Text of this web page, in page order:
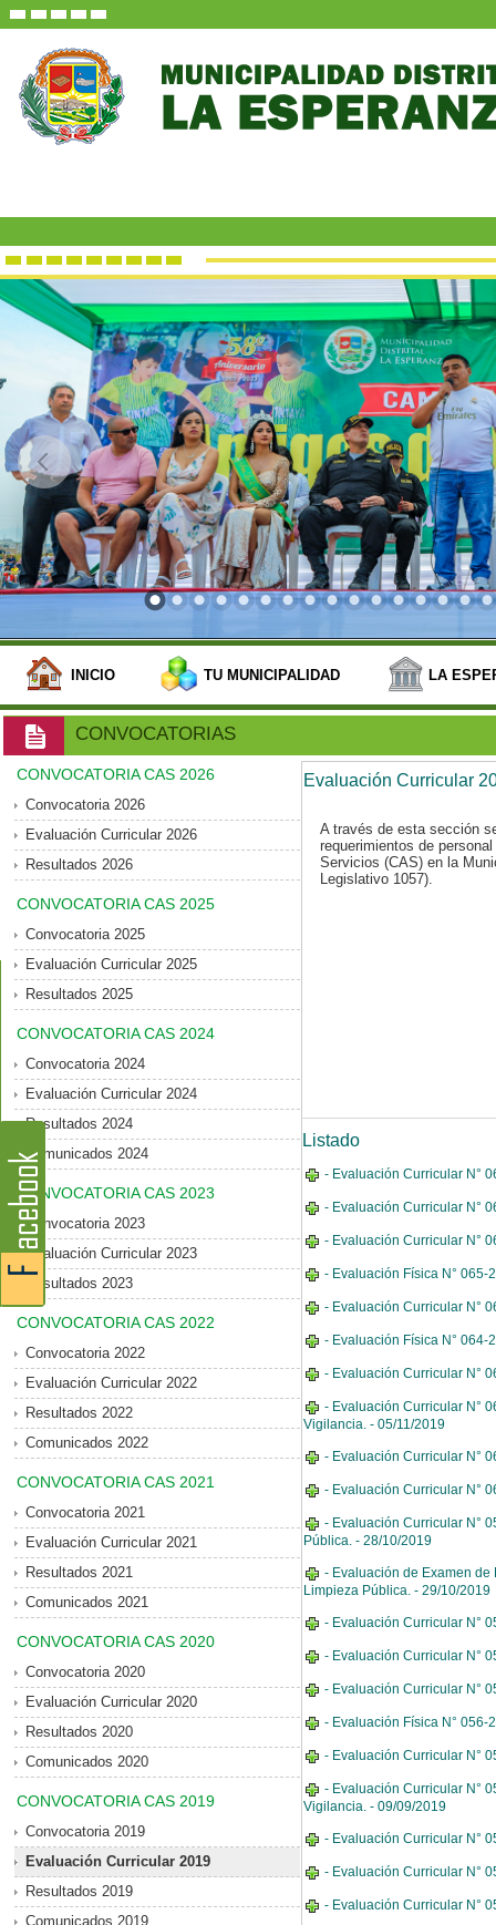
INICIO TU MUNICIPALIDAD LA
CONVOCATORIAS
CONVOCATORIA CAS 2026
Convocatoria 2026
Evaluación Curricular 2026
Resultados 2026
CONVOCATORIA CAS 2025
Convocatoria 2025
Evaluación Curricular 2025
Resultados 2025
CONVOCATORIA CAS 2024
Convocatoria 2024
Evaluación Curricular 2024
Resultados 2024
Comunicados 2024
CONVOCATORIA CAS 2023
Convocatoria 2023
Evaluación Curricular 2023
Resultados 2023
CONVOCATORIA CAS 2022
Convocatoria 2022
Evaluación Curricular 2022
Resultados 2022
Comunicados 2022
CONVOCATORIA CAS 2021
Convocatoria 2021
Evaluación Curricular 2021
Resultados 2021
Comunicados 2021
CONVOCATORIA CAS 2020
Convocatoria 2020
Evaluación Curricular 2020
Resultados 2020
Comunicados 2020
CONVOCATORIA CAS 2019
Convocatoria 2019
Evaluación Curricular 2019
Resultados 2019
Comunicados 2019
Evaluación Curricular
A través de esta sección
requerimientos de
Servicios (CAS) en la
Legislativo 1057).
Listado
- Evaluación Curricular N°
- Evaluación Curricular N°
- Evaluación Curricular N°
- Evaluación Física N°
- Evaluación Curricular N°
- Evaluación Física N°
- Evaluación Curricular N°
- Evaluación Curricular N°
Vigilancia. - 05/11/2019
- Evaluación Curricular N°
- Evaluación Curricular N°
- Evaluación Curricular N°
Pública. - 28/10/2019
- Evaluación de Examen
Limpieza Pública. - 29/10/2019
- Evaluación Curricular N°
- Evaluación Curricular N°
- Evaluación Curricular N°
- Evaluación Física N°
- Evaluación Curricular N°
- Evaluación Curricular N°
Vigilancia. - 09/09/2019
- Evaluación Curricular N°
- Evaluación Curricular N°
- Evaluación Curricular N°